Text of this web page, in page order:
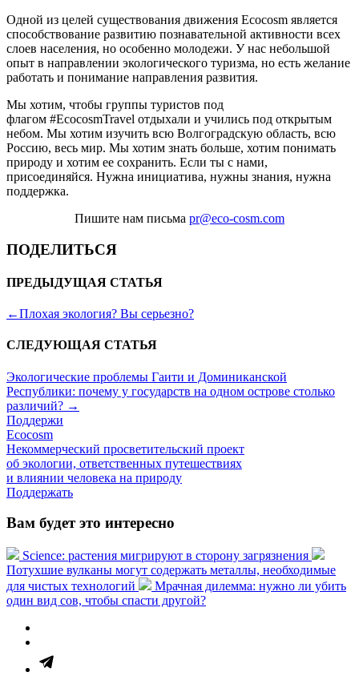
Одной из целей существования движения Ecocosm является
способствование развитию познавательной активности всех
слоев населения, но особенно молодежи. У нас небольшой
опыт в направлении экологического туризма, но есть желание
работать и понимание направления развития.
Мы хотим, чтобы группы туристов под
флагом #EcocosmTravel отдыхали и учились под открытым
небом. Мы хотим изучить всю Волгоградскую область, всю
Россию, весь мир. Мы хотим знать больше, хотим понимать
природу и хотим ее сохранить. Если ты с нами,
присоединяйся. Нужна инициатива, нужны знания, нужна
поддержка.
Пишите нам письма pr@eco-cosm.com
ПОДЕЛИТЬСЯ
ПРЕДЫДУЩАЯ СТАТЬЯ
←Плохая экология? Вы серьезно?
СЛЕДУЮЩАЯ СТАТЬЯ
Экологические проблемы Гаити и Доминиканской
Республики: почему у государств на одном острове столько
различий? →
Поддержи
Ecocosm
Некоммерческий просветительский проект
об экологии, ответственных путешествиях
и влиянии человека на природу
Поддержать
Вам будет это интересно
Science: растения мигрируют в сторону загрязнения
Потухшие вулканы могут содержать металлы, необходимые
для чистых технологий
Мрачная дилемма: нужно ли убить
один вид сов, чтобы спасти другой?